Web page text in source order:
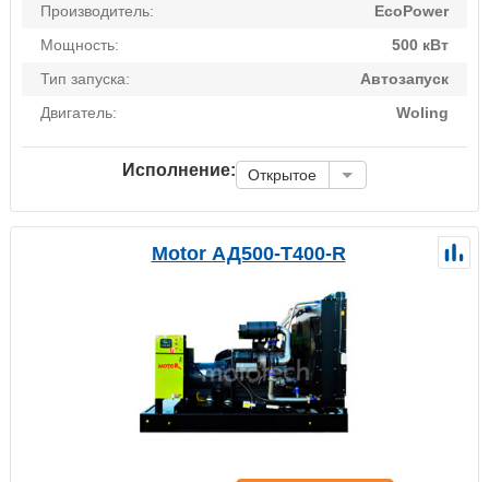
Производитель:
EcoPower
Мощность:
500 кВт
Тип запуска:
Автозапуск
Двигатель:
Woling
Исполнение: Открытое
Motor АД500-Т400-R